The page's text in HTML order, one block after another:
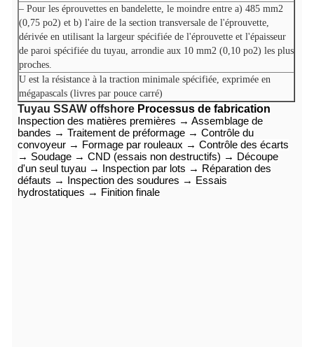
– Pour les éprouvettes en bandelette, le moindre entre a) 485 mm2
(0,75 po2) et b) l'aire de la section transversale de l'éprouvette,
dérivée en utilisant la largeur spécifiée de l'éprouvette et l'épaisseur
de paroi spécifiée du tuyau, arrondie aux 10 mm2 (0,10 po2) les plus
proches.
U est la résistance à la traction minimale spécifiée, exprimée en
mégapascals (livres par pouce carré)
Tuyau SSAW offshore Processus de fabrication
Inspection des matières premières → Assemblage de
bandes → Traitement de préformage → Contrôle du
convoyeur → Formage par rouleaux → Contrôle des écarts
→ Soudage → CND (essais non destructifs) → Découpe
d'un seul tuyau → Inspection par lots → Réparation des
défauts → Inspection des soudures → Essais
hydrostatiques → Finition finale